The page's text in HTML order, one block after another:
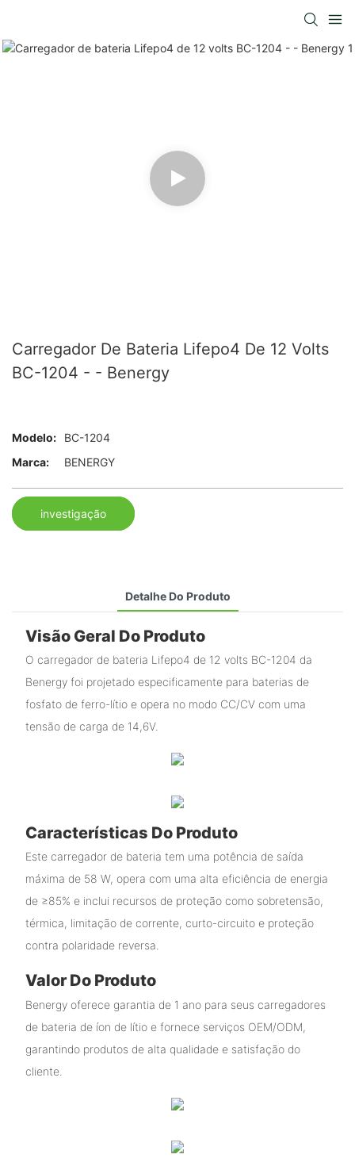
Carregador De Bateria Lifepo4 De 12 Volts
BC-1204 - - Benergy
Modelo:
BC-1204
Marca:
BENERGY
investigação
Detalhe Do Produto
Visão Geral Do Produto
O carregador de bateria Lifepo4 de 12 volts BC-1204 da
Benergy foi projetado especificamente para baterias de
fosfato de ferro-lítio e opera no modo CC/CV com uma
tensão de carga de 14,6V.
Características Do Produto
Este carregador de bateria tem uma potência de saída
máxima de 58 W, opera com uma alta eficiência de energia
de ≥85% e inclui recursos de proteção como sobretensão,
térmica, limitação de corrente, curto-circuito e proteção
contra polaridade reversa.
Valor Do Produto
Benergy oferece garantia de 1 ano para seus carregadores
de bateria de íon de lítio e fornece serviços OEM/ODM,
garantindo produtos de alta qualidade e satisfação do
cliente.